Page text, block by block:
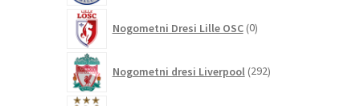
Nogometni Dresi Lille OSC 0izdelkov
Nogometni dresi Liverpool 292izdelkov